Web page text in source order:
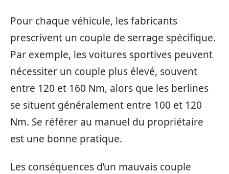
Pour chaque véhicule, les fabricants
prescrivent un couple de serrage spécifique.
Par exemple, les voitures sportives peuvent
nécessiter un couple plus élevé, souvent
entre 120 et 160 Nm, alors que les berlines
se situent généralement entre 100 et 120
Nm. Se référer au manuel du propriétaire
est une bonne pratique.
Les conséquences d’un mauvais couple